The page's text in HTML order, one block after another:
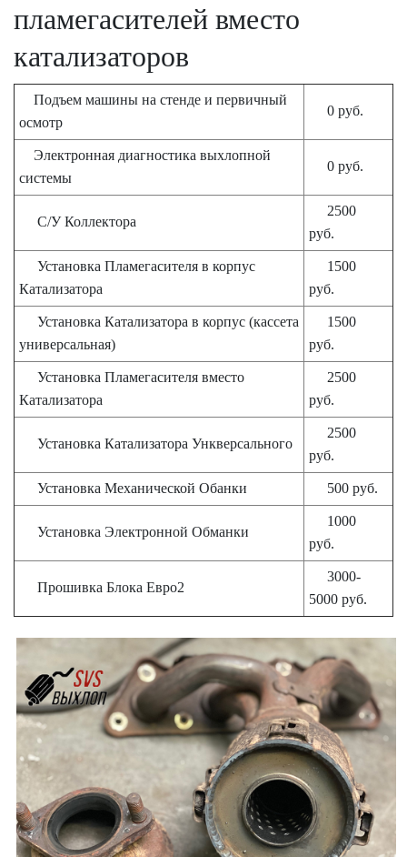
пламегасителей вместо
катализаторов
Подъем машины на стенде и первичный
осмотр
0 руб.
Электронная диагностика выхлопной
системы
0 руб.
С/У Коллектора
2500
руб.
Установка Пламегасителя в корпус
Катализатора
1500
руб.
Установка Катализатора в корпус (кассета
универсальная)
1500
руб.
Установка Пламегасителя вместо
Катализатора
2500
руб.
Установка Катализатора Ункверсального
2500
руб.
Установка Механической Обанки 500 руб.
Установка Электронной Обманки
1000
руб.
Прошивка Блока Евро2
3000-
5000 руб.